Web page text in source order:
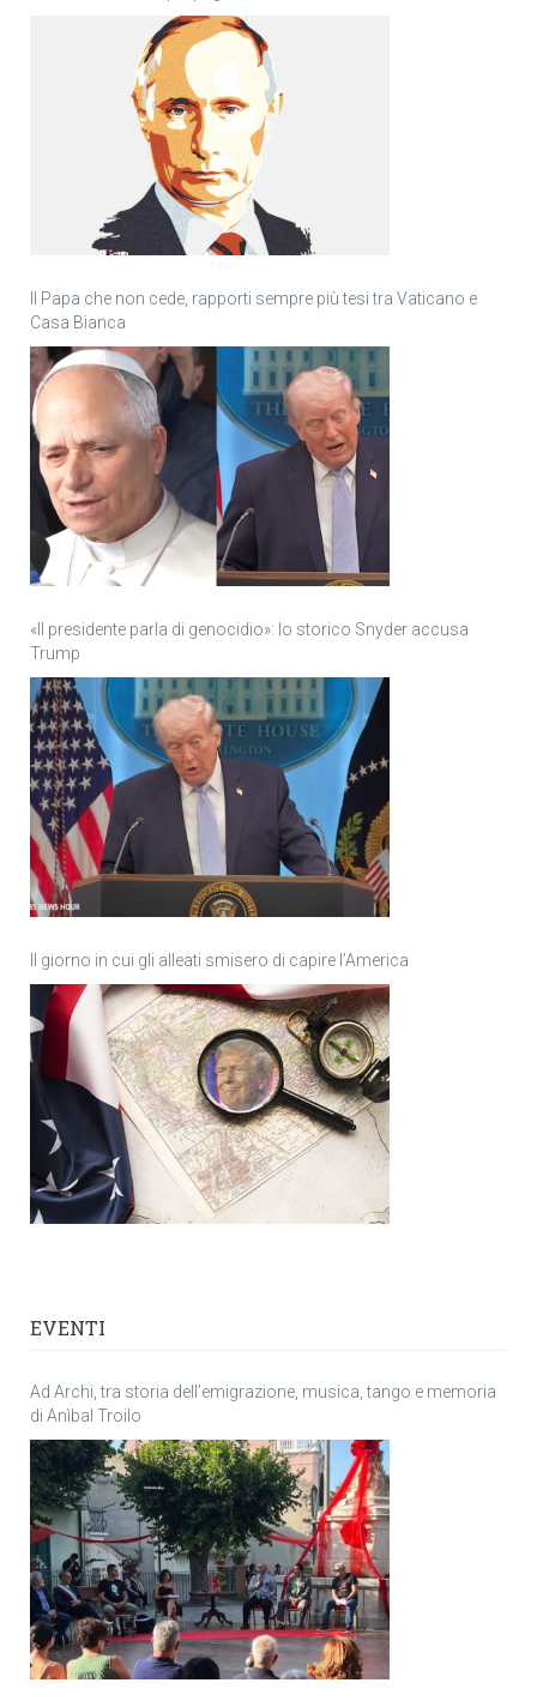
Il Papa che non cede, rapporti sempre più tesi tra Vaticano e
Casa Bianca
«Il presidente parla di genocidio»: lo storico Snyder accusa
Trump
Il giorno in cui gli alleati smisero di capire l’America
EVENTI
Ad Archi, tra storia dell’emigrazione, musica, tango e memoria
di Anìbal Troilo